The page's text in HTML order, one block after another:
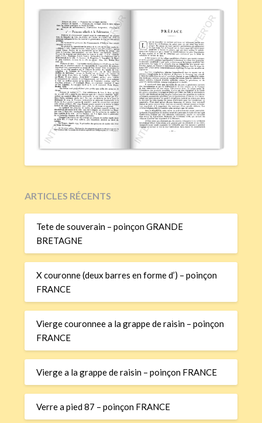
ARTICLES RÉCENTS
Tete de souverain – poinçon GRANDE
BRETAGNE
X couronne (deux barres en forme d’) – poinçon
FRANCE
Vierge couronnee a la grappe de raisin – poinçon
FRANCE
Vierge a la grappe de raisin – poinçon FRANCE
Verre a pied 87 – poinçon FRANCE